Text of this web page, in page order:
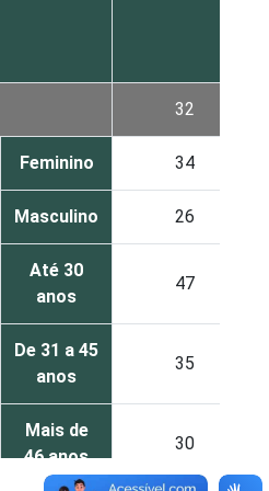
32
Feminino 34
Masculino 26
Até 30
anos
47
De 31 a 45
anos
35
Mais de
46 anos
30